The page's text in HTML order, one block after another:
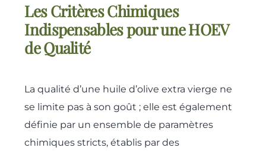
Les Critères Chimiques
Indispensables pour une HOEV
de Qualité
La qualité d’une huile d’olive extra vierge ne
se limite pas à son goût ; elle est également
définie par un ensemble de paramètres
chimiques stricts, établis par des